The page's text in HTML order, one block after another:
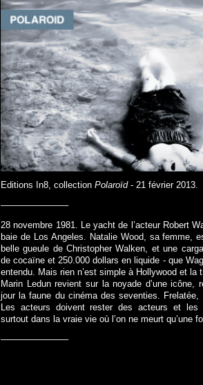
Editions In8, collection Polaroïd- 21 février 2013.
———————–
28 novembre 1981. Le yacht de l’acteur Robert
baie de Los Angeles. Natalie Wood, sa femme,
belle gueule de Christopher Walken, et une
de cocaïne et 250.000 dollars en liquide - que
entendu. Mais rien n’est simple à Hollywood et la
Marin Ledun revient sur la noyade d’une icône,
jour la faune du cinéma des seventies. Frelatée,
Les acteurs doivent rester des acteurs et les
surtout dans la vraie vie où l’on ne meurt qu’une
———————–